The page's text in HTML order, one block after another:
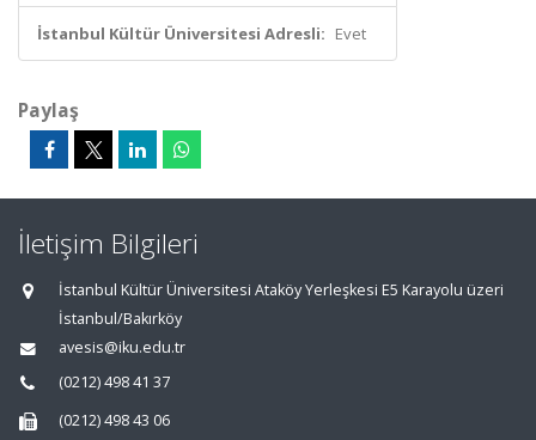
İstanbul Kültür Üniversitesi Adresli: Evet
Paylaş
İletişim Bilgileri
İstanbul Kültür Üniversitesi Ataköy Yerleşkesi E5 Karayolu üzeri
İstanbul/Bakırköy
avesis@iku.edu.tr
(0212) 498 41 37
(0212) 498 43 06